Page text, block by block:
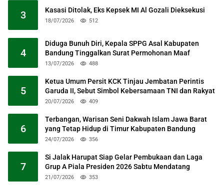
3 Kasasi Ditolak, Eks Kepsek MI Al Gozali Dieksekusi
18/07/2026 512
4
Diduga Bunuh Diri, Kepala SPPG Asal Kabupaten
Bandung Tinggalkan Surat Permohonan Maaf
13/07/2026 488
5
Ketua Umum Persit KCK Tinjau Jembatan Perintis
Garuda II, Sebut Simbol Kebersamaan TNI dan Rakyat
20/07/2026 409
6
Terbangan, Warisan Seni Dakwah Islam Jawa Barat
yang Tetap Hidup di Timur Kabupaten Bandung
24/07/2026 356
7
Si Jalak Harupat Siap Gelar Pembukaan dan Laga
Grup A Piala Presiden 2026 Sabtu Mendatang
21/07/2026 353